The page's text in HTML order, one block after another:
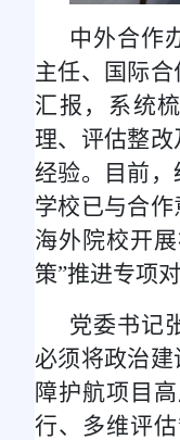
中外合作
主任、国际
汇报，系统
理、评估整
经验。目前，
学校已与合
海外院校开
策”推进专项对
党委书记
必须将政治
障护航项目
行、多维评